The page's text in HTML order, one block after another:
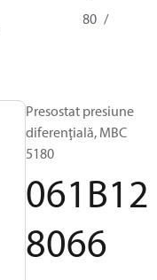
5080 and 5180
Presostat presiune
diferenţială, MBC
5180
061B12
8066